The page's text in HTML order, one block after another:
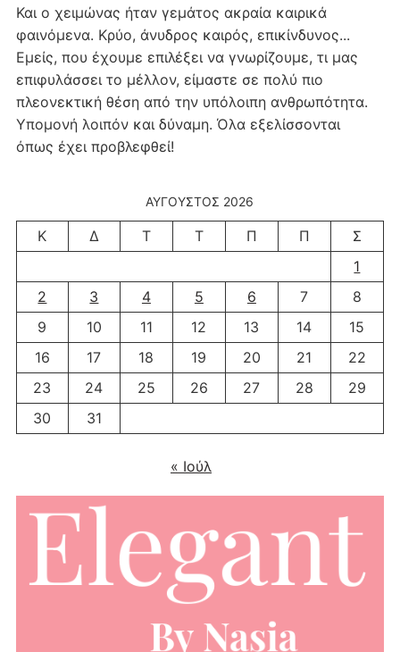
Και ο χειμώνας ήταν γεμάτος ακραία καιρικά
φαινόμενα. Κρύο, άνυδρος καιρός, επικίνδυνος...
Εμείς, που έχουμε επιλέξει να γνωρίζουμε, τι μας
επιφυλάσσει το μέλλον, είμαστε σε πολύ πιο
πλεονεκτική θέση από την υπόλοιπη ανθρωπότητα.
Υπομονή λοιπόν και δύναμη. Όλα εξελίσσονται
όπως έχει προβλεφθεί!
ΑΎΓΟΥΣΤΟΣ 2026
Κ Δ Τ Τ Π Π
Σ
1
2
3 4 5 6 7
8
9
10 11 12 13 14
15
16
17 18 19 20 21
22
23
24 25 26 27 28
29
30
31
« Ιούλ